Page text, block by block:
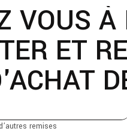
VOUS À
ET
remises